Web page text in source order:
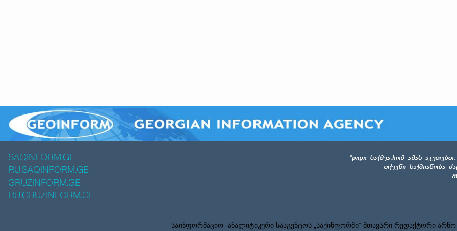
SAQINFORM.GE
RU.SAQINFORM.GE
GRUZINFORM.GE
RU.GRUZINFORM.GE
საინფორმაციო–ანალიტიკური სააგენტოს „საქინფორმი” მთავარი რედაქტორი